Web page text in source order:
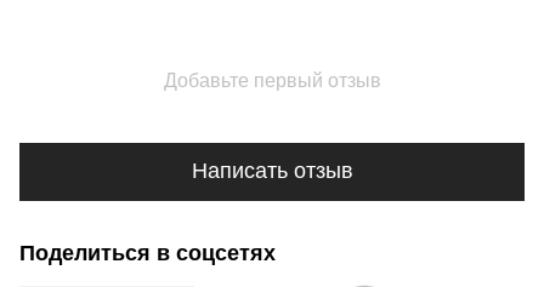
Добавьте первый отзыв
Написать отзыв
Поделиться в соцсетях